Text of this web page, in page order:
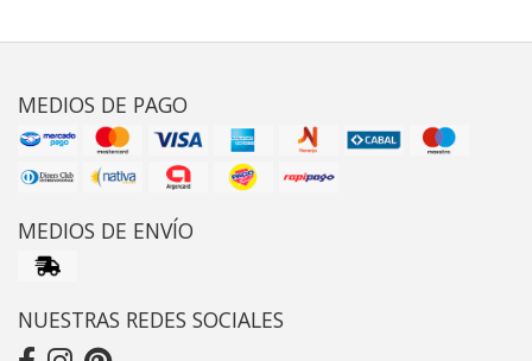
MEDIOS DE PAGO
MEDIOS DE ENVÍO
NUESTRAS REDES SOCIALES